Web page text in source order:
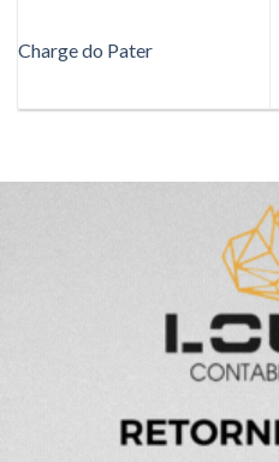
Charge do Pater